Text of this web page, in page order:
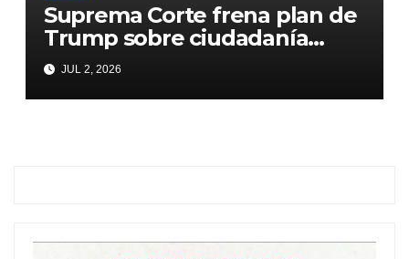
Suprema Corte frena plan de
Trump sobre ciudadanía
natal
JUL 2, 2026